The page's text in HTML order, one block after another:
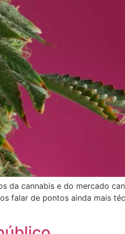
da cannabis e do mercado
falar de pontos ainda mais